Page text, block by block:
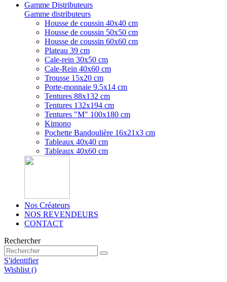
Gamme Distributeurs
Gamme distributeurs
Housse de coussin 40x40 cm
Housse de coussin 50x50 cm
Housse de coussin 60x60 cm
Plateau 39 cm
Cale-rein 30x50 cm
Cale-Rein 40x60 cm
Trousse 15x20 cm
Porte-monnaie 9.5x14 cm
Tentures 88x132 cm
Tentures 132x194 cm
Tentures "M" 100x180 cm
Kimono
Pochette Bandoulière 16x21x3 cm
Tableaux 40x40 cm
Tableaux 40x60 cm
Nos Créateurs
NOS REVENDEURS
CONTACT
Rechercher
S'identifier
Wishlist ()